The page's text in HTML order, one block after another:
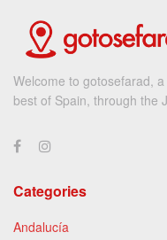
Welcome to gotosefarad,
best of Spain, through the
Categories
Andalucía